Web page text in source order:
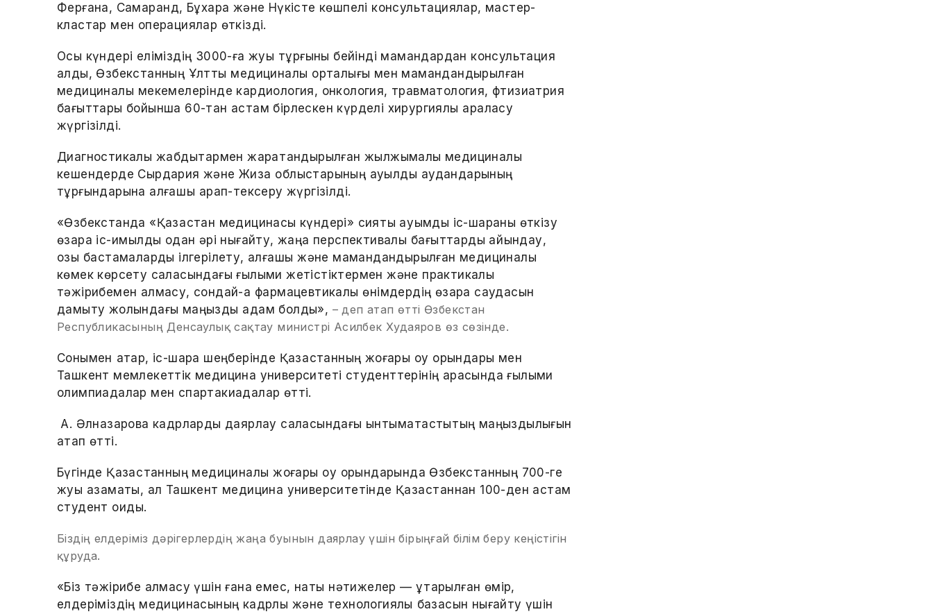
Ферғана, Самарқанд, Бұхара және Нүкісте көшпелі консультациялар, мастер-
кластар мен операциялар өткізді.
Осы күндері еліміздің 3000-ға жуық тұрғыны бейінді мамандардан консультация
алды, Өзбекстанның Ұлттық медициналық орталығы мен мамандандырылған
медициналық мекемелерінде кардиология, онкология, травматология, фтизиатрия
бағыттары бойынша 60-тан астам бірлескен күрделі хирургиялық араласу
жүргізілді.
Диагностикалық жабдықтармен жарақтандырылған жылжымалы медициналық
кешендерде Сырдария және Жизақ облыстарының ауылдық аудандарының
тұрғындарына алғашқы қарап-тексеру жүргізілді.
«Өзбекстанда «Қазақстан медицинасы күндері» сияқты ауқымды іс-шараны өткізу
өзара іс-қимылды одан әрі нығайту, жаңа перспективалық бағыттарды айқындау,
озық бастамаларды ілгерілету, алғашқы және мамандандырылған медициналық
көмек көрсету саласындағы ғылыми жетістіктермен және практикалық
тәжірибемен алмасу, сондай-ақ фармацевтикалық өнімдердің өзара саудасын
дамыту жолындағы маңызды қадам болды», – деп атап өтті Өзбекстан
Республикасының Денсаулық сақтау министрі Асилбек Худаяров өз сөзінде.
Сонымен қатар, іс-шара шеңберінде Қазақстанның жоғары оқу орындары мен
Ташкент мемлекеттік медицина университеті студенттерінің арасында ғылыми
олимпиадалар мен спартакиадалар өтті.
А. Әлназарова кадрларды даярлау саласындағы ынтымақтастықтың маңыздылығын
атап өтті.
Бүгінде Қазақстанның медициналық жоғары оқу орындарында Өзбекстанның 700-ге
жуық азаматы, ал Ташкент медицина университетінде Қазақстаннан 100-ден астам
студент оқиды.
Біздің елдеріміз дәрігерлердің жаңа буынын даярлау үшін бірыңғай білім беру кеңістігін
құруда.
«Біз тәжірибе алмасу үшін ғана емес, нақты нәтижелер — құтқарылған өмір,
елдеріміздің медицинасының кадрлық және технологиялық базасын нығайту үшін